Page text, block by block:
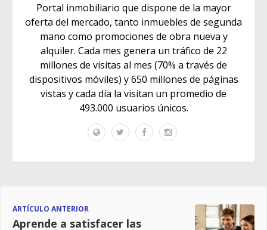
Portal inmobiliario que dispone de la mayor
oferta del mercado, tanto inmuebles de segunda
mano como promociones de obra nueva y
alquiler. Cada mes genera un tráfico de 22
millones de visitas al mes (70% a través de
dispositivos móviles) y 650 millones de páginas
vistas y cada día la visitan un promedio de
493.000 usuarios únicos.
ARTÍCULO ANTERIOR
Aprende a satisfacer las